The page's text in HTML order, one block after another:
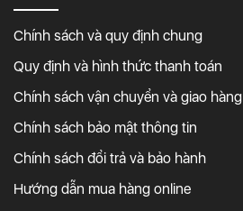
Chính sách và quy định chung
Quy định và hình thức thanh toán
Chính sách vận chuyển và giao hàng
Chính sách bảo mật thông tin
Chính sách đổi trả và bảo hành
Hướng dẫn mua hàng online